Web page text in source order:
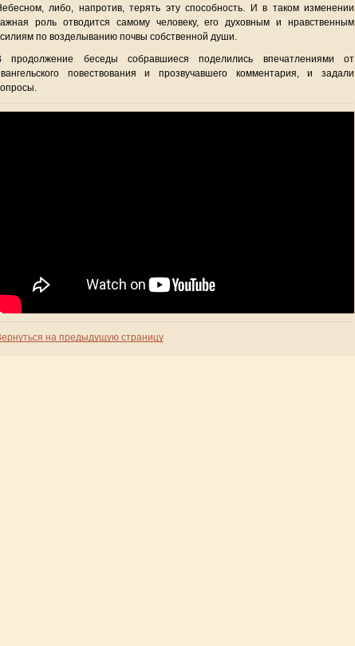
либо, напротив, терять эту способность. И в таком изменении
роль отводится самому человеку, его духовным и нравственным
по возделыванию почвы собственной души.
продолжение беседы собравшиеся поделились впечатлениями от
повествования и прозвучавшего комментария, и задали
на предыдущую страницу